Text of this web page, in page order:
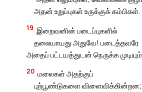
அதன் உறுப்புகள் உருக்குக் கம்பிகள்.
19 இறைவனின் படைப்புகளில்
தலையாயது அதுவே! படைத்தவரே
அதைப் பட்டயத்துடன் நெருக்க
20 மலைகள் அதற்குப்
புற்பூண்டுகளை விளைவிக்கின்றன;